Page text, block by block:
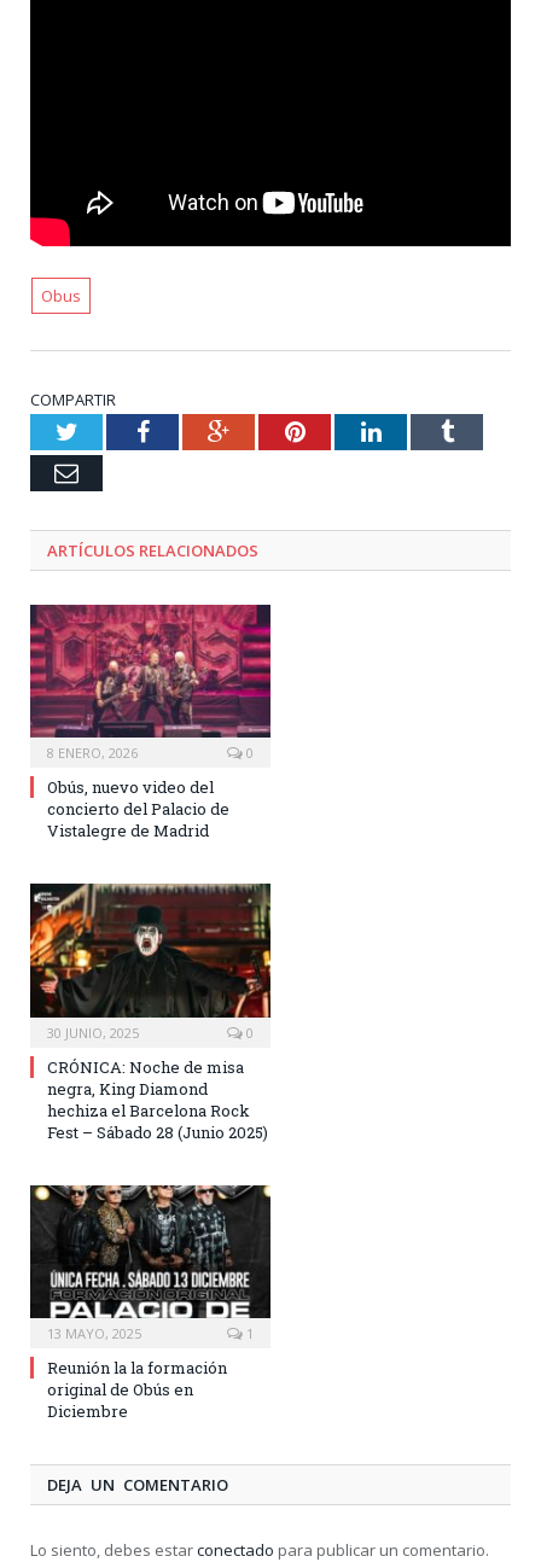
Obus
COMPARTIR
TwitterFacebookGoogle+PinterestLinkedInTumblr
Email
ARTÍCULOS RELACIONADOS
8 ENERO, 2026 0
Obús, nuevo video del
concierto del Palacio de
Vistalegre de Madrid
30 JUNIO, 2025 0
CRÓNICA: Noche de misa
negra, King Diamond
hechiza el Barcelona Rock
Fest – Sábado 28 (Junio 2025)
13 MAYO, 2025 1
Reunión la la formación
original de Obús en
Diciembre
DEJA UN COMENTARIO
Lo siento, debes estarconectado para publicar un comentario.